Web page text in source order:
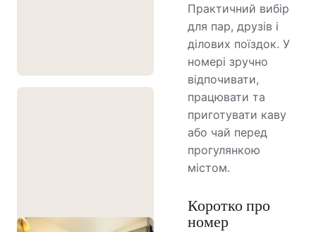
Практичний вибір
для пар, друзів і
ділових поїздок. У
номері зручно
відпочивати,
працювати та
приготувати каву
або чай перед
прогулянкою
містом.
Коротко про
номер